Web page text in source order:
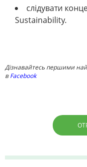
слідувати
Sustainability.
Дізнавайтесь першими
вFacebook